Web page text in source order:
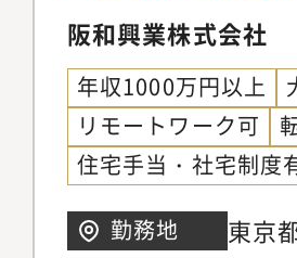
を活
担っ
ジェ
トマ
ネー
て、
阪和興業株式会社
年収1000万円以上
リモートワーク可
住宅手当・社宅制度
勤務地 東京